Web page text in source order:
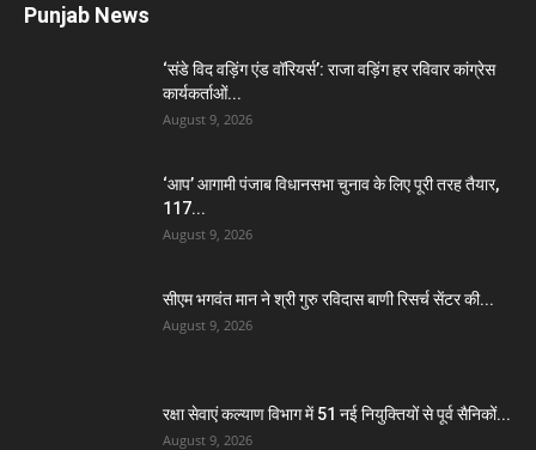
Punjab News
‘संडे विद वड़िंग एंड वॉरियर्स’: राजा वड़िंग हर रविवार कांग्रेस
कार्यकर्ताओं...
August 9, 2026
‘आप’ आगामी पंजाब विधानसभा चुनाव के लिए पूरी तरह तैयार,
117...
August 9, 2026
सीएम भगवंत मान ने श्री गुरु रविदास बाणी रिसर्च सेंटर की...
August 9, 2026
रक्षा सेवाएं कल्याण विभाग में 51 नई नियुक्तियों से पूर्व सैनिकों...
August 9, 2026